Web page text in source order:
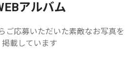
アルバム
ご応募いただいた素敵なお写真を
掲載しています